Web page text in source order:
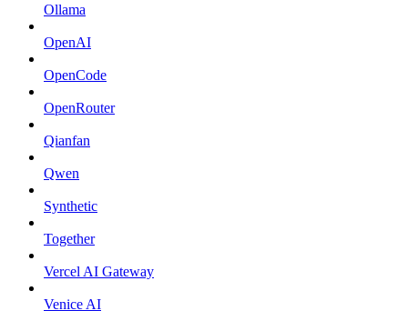
Ollama
OpenAI
OpenCode
OpenRouter
Qianfan
Qwen
Synthetic
Together
Vercel AI Gateway
Venice AI